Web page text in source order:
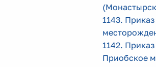
1143.
1142.
Приобское